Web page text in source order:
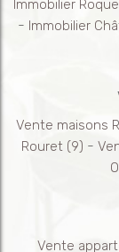
Immobilier
- Immobilier
Vente maisons
Rouret(9) -
Vente